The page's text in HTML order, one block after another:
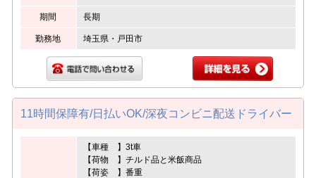
期間 長期
勤務地 埼玉県・戸田市
11時間保障有/日払いOK/深夜コンビニ配送ドライバー
【車種 】3t車
【荷物 】チルド品と米飯商品
【荷姿 】番重